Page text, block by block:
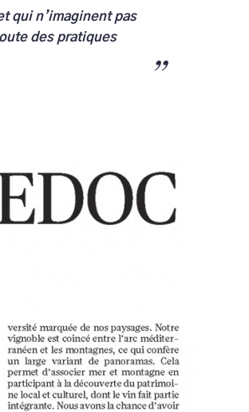
qui n’imaginent pas
des pratiques